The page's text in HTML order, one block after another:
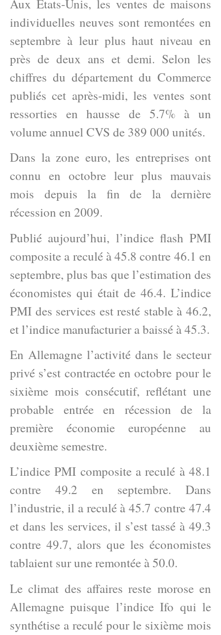
Aux Etats-Unis, les ventes de maisons
individuelles neuves sont remontées en
septembre à leur plus haut niveau en
près de deux ans et demi. Selon les
chiffres du département du Commerce
publiés cet après-midi, les ventes sont
ressorties en hausse de 5.7% à un
volume annuel CVS de 389 000 unités.
Dans la zone euro, les entreprises ont
connu en octobre leur plus mauvais
mois depuis la fin de la dernière
récession en 2009.
Publié aujourd’hui, l’indice flash PMI
composite a reculé à 45.8 contre 46.1 en
septembre, plus bas que l’estimation des
économistes qui était de 46.4. L’indice
PMI des services est resté stable à 46.2,
et l’indice manufacturier a baissé à 45.3.
En Allemagne l’activité dans le secteur
privé s’est contractée en octobre pour le
sixième mois consécutif, reflétant une
probable entrée en récession de la
première économie européenne au
deuxième semestre.
L’indice PMI composite a reculé à 48.1
contre 49.2 en septembre. Dans
l’industrie, il a reculé à 45.7 contre 47.4
et dans les services, il s’est tassé à 49.3
contre 49.7, alors que les économistes
tablaient sur une remontée à 50.0.
Le climat des affaires reste morose en
Allemagne puisque l’indice Ifo qui le
synthétise a reculé pour le sixième mois